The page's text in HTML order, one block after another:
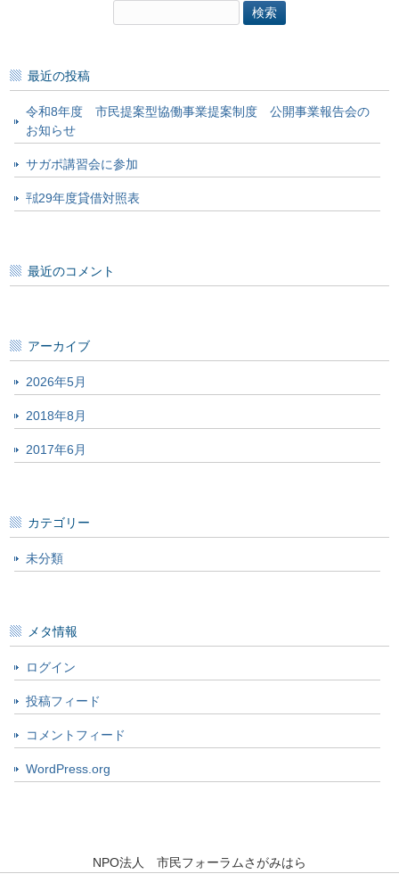
索:
最近の投稿
令和8年度 市民提案型協働事業提案制度 公開事業報告会の
お知らせ
サガポ講習会に参加
㍻29年度貸借対照表
最近のコメント
アーカイブ
2026年5月
2018年8月
2017年6月
カテゴリー
未分類
メタ情報
ログイン
投稿フィード
コメントフィード
WordPress.org
NPO法人 市民フォーラムさがみはら